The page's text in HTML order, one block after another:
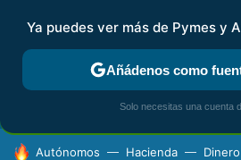
FISCALIDAD Y CONTABILIDAD
HOY SE HABLA DE
Autónomos Hacienda Dinero
Ya puedes ver más de Pymes y
Añádenos como
Solo necesitas una cuenta